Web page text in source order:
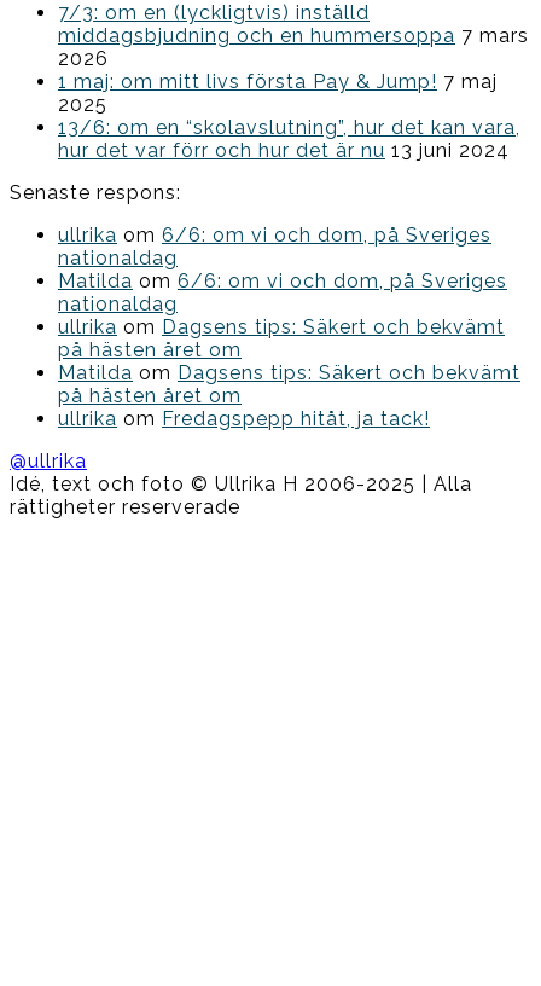
7/3: om en (lyckligtvis) inställd
middagsbjudning och en hummersoppa 7 mars
2026
1 maj: om mitt livs första Pay & Jump! 7 maj
2025
13/6: om en “skolavslutning”, hur det kan vara,
hur det var förr och hur det är nu 13 juni 2024
Senaste respons:
ullrika om 6/6: om vi och dom, på Sveriges
nationaldag
Matilda om 6/6: om vi och dom, på Sveriges
nationaldag
ullrika om Dagsens tips: Säkert och bekvämt
på hästen året om
Matilda om Dagsens tips: Säkert och bekvämt
på hästen året om
ullrika om Fredagspepp hitåt, ja tack!
@ullrika
Idé, text och foto © Ullrika H 2006-2025 | Alla
rättigheter reserverade